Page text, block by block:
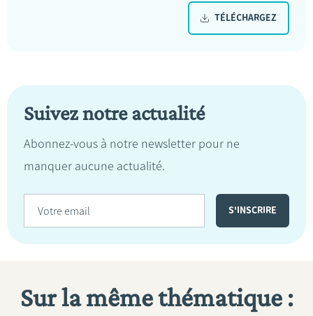
TÉLÉCHARGEZ
Suivez notre actualité
Abonnez-vous à notre newsletter pour ne
manquer aucune actualité.
Sur la même thématique :